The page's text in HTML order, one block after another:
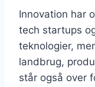
Innovation har
tech startups
teknologier,
landbrug,
står også over